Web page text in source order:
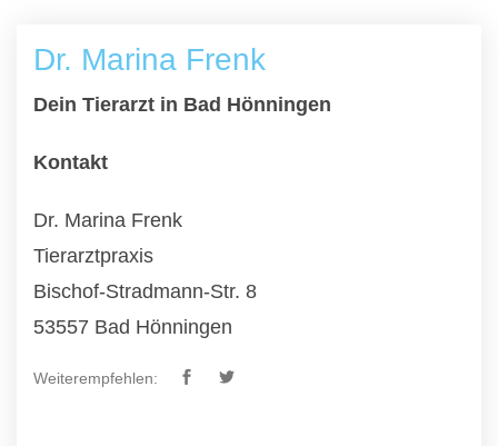
Dr. Marina Frenk
Dein Tierarzt in Bad Hönningen
Kontakt
Dr. Marina Frenk
Tierarztpraxis
Bischof-Stradmann-Str. 8
53557 Bad Hönningen
Weiterempfehlen: